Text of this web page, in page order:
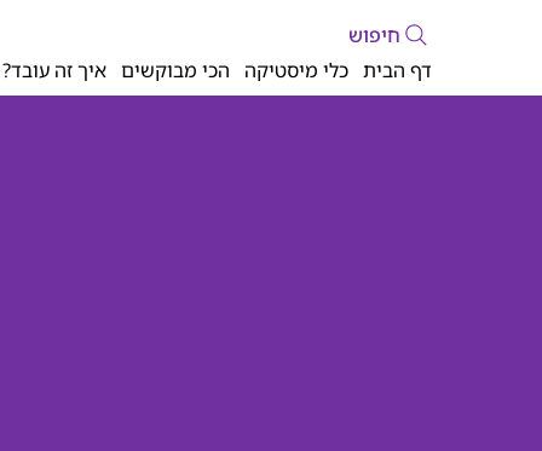
דף הבית כלי מיסטיקה הכי מבוקשים איך זה עובד?
חיפוש